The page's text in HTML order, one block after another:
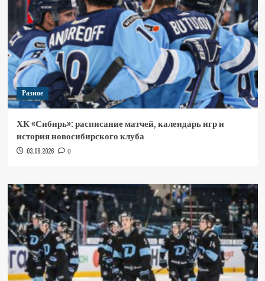
Разное
ХК «Сибирь»: расписание матчей, календарь игр и
история новосибирского клуба
03.08.2026 0